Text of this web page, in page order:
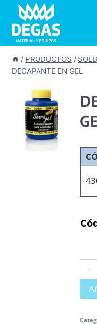
Saltar
contenido
/ PRODUCTOS /
DECAPANTE EN GEL